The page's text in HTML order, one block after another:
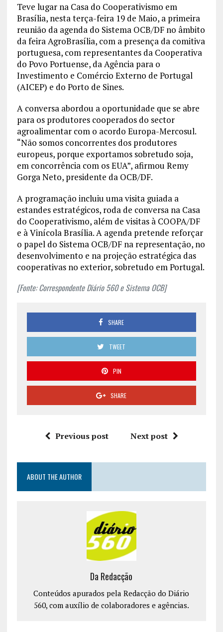
Teve lugar na Casa do Cooperativismo em
Brasília, nesta terça-feira 19 de Maio, a primeira
reunião da agenda do Sistema OCB/DF no âmbito
da feira AgroBrasília, com a presença da comitiva
portuguesa, com representantes da Cooperativa
do Povo Portuense, da Agência para o
Investimento e Comércio Externo de Portugal
(AICEP) e do Porto de Sines.
A conversa abordou a oportunidade que se abre
para os produtores cooperados do sector
agroalimentar com o acordo Europa-Mercosul.
“Não somos concorrentes dos produtores
europeus, porque exportamos sobretudo soja,
em concorrência com os EUA”, afirmou Remy
Gorga Neto, presidente da OCB/DF.
A programação incluiu uma visita guiada a
estandes estratégicos, roda de conversa na Casa
do Cooperativismo, além de visitas à COOPA/DF
e à Vinícola Brasília. A agenda pretende reforçar
o papel do Sistema OCB/DF na representação, no
desenvolvimento e na projeção estratégica das
cooperativas no exterior, sobretudo em Portugal.
[Fonte: Correspondente Diário 560 e Sistema OCB]
SHARE
TWEET
PIN
SHARE
Previous post Next post
ABOUT THE AUTHOR
Da Redacção
Conteúdos apurados pela Redacção do Diário
560, com auxílio de colaboradores e agências.